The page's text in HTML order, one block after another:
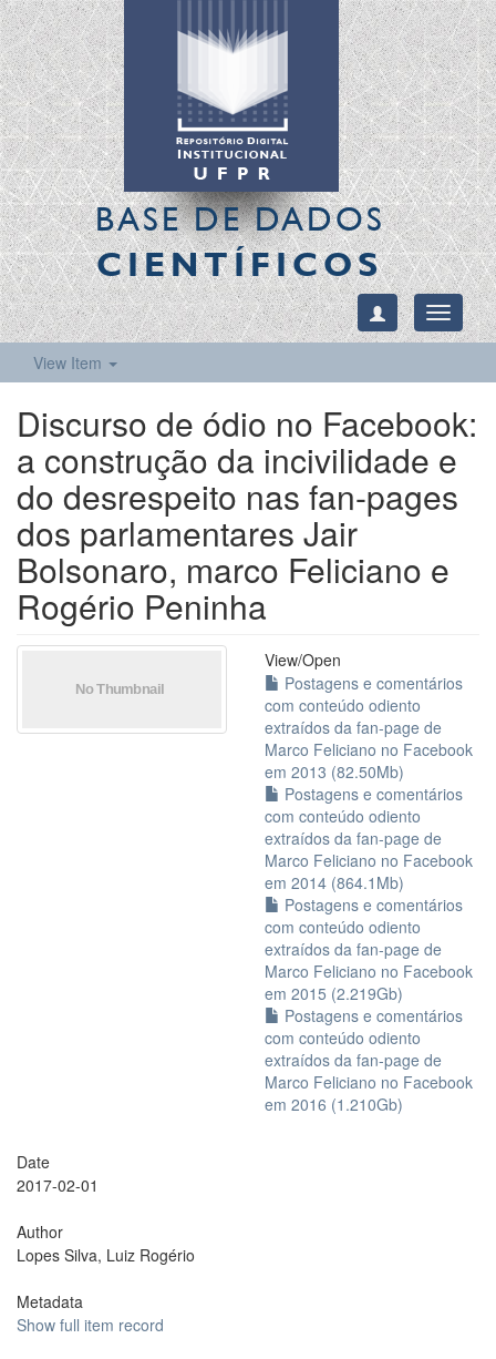
BASE DE DADOS
CIENTÍFICOS
Toggle
View Item
Discurso de ódio no Facebook:
a construção da incivilidade e
do desrespeito nas fan-pages
dos parlamentares Jair
Bolsonaro, marco Feliciano e
Rogério Peninha
View/Open
Postagens e comentários
com conteúdo odiento
extraídos da fan-page de
Marco Feliciano no Facebook
em 2013 (82.50Mb)
Postagens e comentários
com conteúdo odiento
extraídos da fan-page de
Marco Feliciano no Facebook
em 2014 (864.1Mb)
Postagens e comentários
com conteúdo odiento
extraídos da fan-page de
Marco Feliciano no Facebook
em 2015 (2.219Gb)
Postagens e comentários
com conteúdo odiento
extraídos da fan-page de
Marco Feliciano no Facebook
em 2016 (1.210Gb)
Date
2017-02-01
Author
Lopes Silva, Luiz Rogério
Metadata
Show full item record